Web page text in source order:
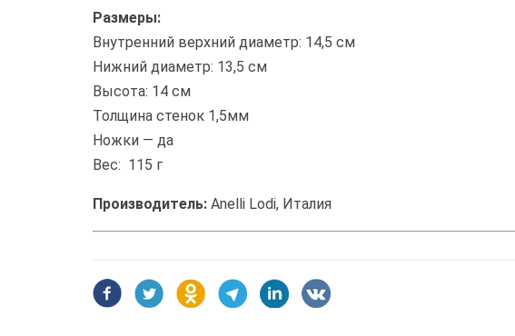
Размеры:
Внутренний верхний диаметр: 14,5 см
Нижний диаметр: 13,5 см
Высота: 14 см
Толщина стенок 1,5мм
Ножки — да
Вес: 115 г
Производитель: Anelli Lodi, Италия